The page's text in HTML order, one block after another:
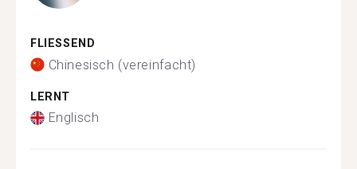
FLIESSEND
Chinesisch (vereinfacht)
LERNT
Englisch